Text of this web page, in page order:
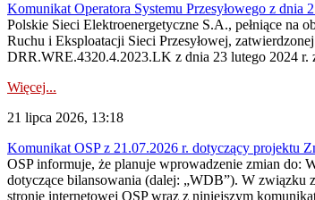
Komunikat Operatora Systemu Przesyłowego z
Polskie Sieci Elektroenergetyczne S.A., pełniące na
Ruchu i Eksploatacji Sieci Przesyłowej,
DRR.WRE.4320.4.2023.LK z dnia 23 lutego 2024 r.
Więcej...
21 lipca 2026, 13:18
Komunikat OSP z 21.07.2026 r. dotyczący projektu
OSP informuje, że planuje wprowadzenie zmian do:
dotyczące bilansowania (dalej: „WDB”). W związku
stronie internetowej OSP wraz z niniejszym